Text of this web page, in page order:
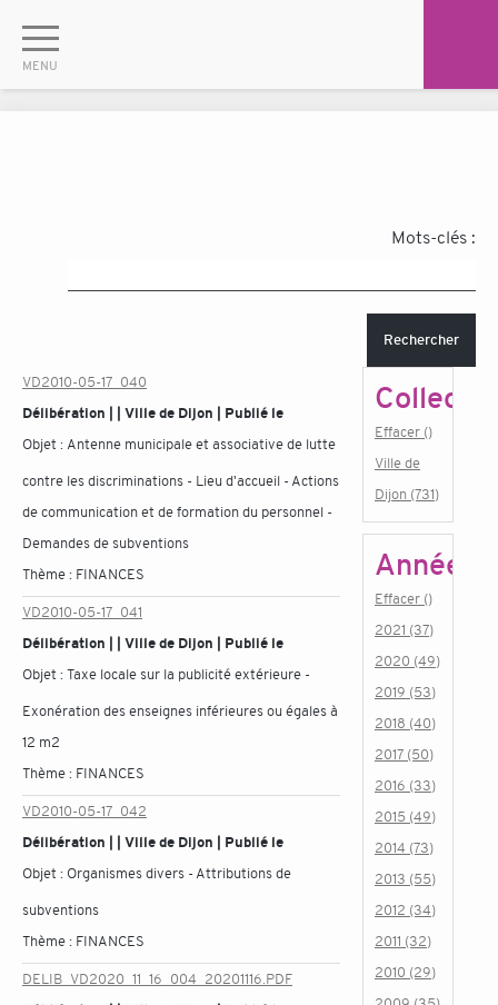
Mots-clés :
Rechercher
VD2010-05-17_040
Délibération | | Ville de Dijon | Publié le
Objet : Antenne municipale et associative de lutte
contre les discriminations - Lieu d'accueil - Actions
de communication et de formation du personnel -
Demandes de subventions
Thème : FINANCES
VD2010-05-17_041
Délibération | | Ville de Dijon | Publié le
Objet :Taxe locale sur la publicité extérieure -
Exonération des enseignes inférieures ou égales à
12 m2
Thème : FINANCES
VD2010-05-17_042
Délibération | | Ville de Dijon | Publié le
Objet : Organismes divers - Attributions de
subventions
Thème : FINANCES
DELIB_VD2020_11_16_004_20201116.PDF
Effacer ()
Ville de
Dijon (731)
Année
Effacer ()
2021 (37)
2020 (49)
2019 (53)
2018 (40)
2017 (50)
2016 (33)
2015 (49)
2014 (73)
2013 (55)
2012 (34)
2011 (32)
2010 (29)